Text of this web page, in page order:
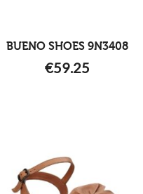
BUENO SHOES 9N3408
€59.25